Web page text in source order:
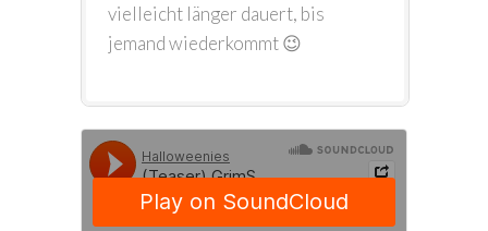
vielleicht länger dauert, bis
jemand wiederkommt 😉